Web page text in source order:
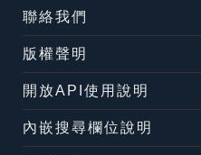
聯絡我們
版權聲明
開放API使用說明
內嵌搜尋欄位說明